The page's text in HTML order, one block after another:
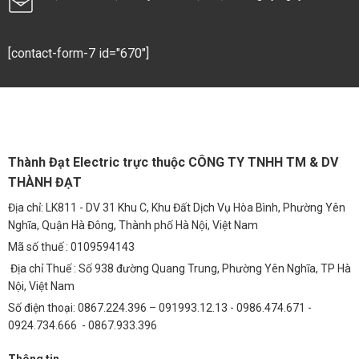
Chip LED Philips M13 150W ánh vàng có thể được ứng dụng rộng rãi
nông thôn.
Đường Đô Thị và Khu Dân Cư
Tạo không gian sống an toàn, thân thiện và hiện đại cho cư dân đô
thị.
Bãi Đỗ Xe và Khu Công Nghiệp
Đảm bảo an ninh và an toàn cho phương tiện và tài sản trong bãi đỗ
xe và khu công nghiệp.
[contact-form-7 id="670"]
Thành Đạt Electric trực thuộc CÔNG TY TNHH TM & DV
THÀNH ĐẠT
Địa chỉ: LK811 - DV 31 Khu C, Khu Đất Dịch Vụ Hòa Bình, Phường Yên
Nghĩa, Quận Hà Đông, Thành phố Hà Nội, Việt Nam
Mã số thuế : 0109594143
Địa chỉ Thuế : Số 938 đường Quang Trung, Phường Yên Nghĩa, TP Hà
Nội, Việt Nam
Số điện thoại: 0867.224.396 – 091993.12.13 - 0986.474.671 -
0924.734.666 - 0867.933.396